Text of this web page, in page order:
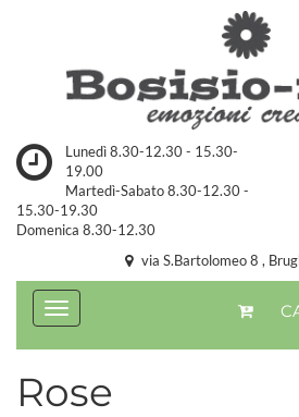
Lunedì 8.30-12.30 - 15.30-
19.00
Martedì-Sabato 8.30-12.30 -
15.30-19.30
Domenica 8.30-12.30
via S.Bartolomeo 8 ,
Rose